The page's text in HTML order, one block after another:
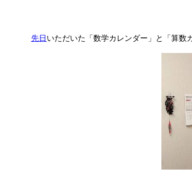
先日 いただいた「数学カレンダー」と「算数